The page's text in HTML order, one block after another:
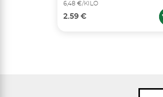
6,48 €/KILO
2.59 €